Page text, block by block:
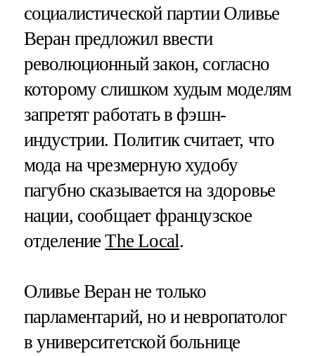
социалистической партии Оливье
Веран предложил ввести
революционный закон, согласно
которому слишком худым моделям
запретят работать в фэшн-
индустрии. Политик считает, что
мода на чрезмерную худобу
пагубно сказывается на здоровье
нации, сообщает французское
отделениеThe Local.
Оливье Веран не только
парламентарий, но и невропатолог
в университетской больнице